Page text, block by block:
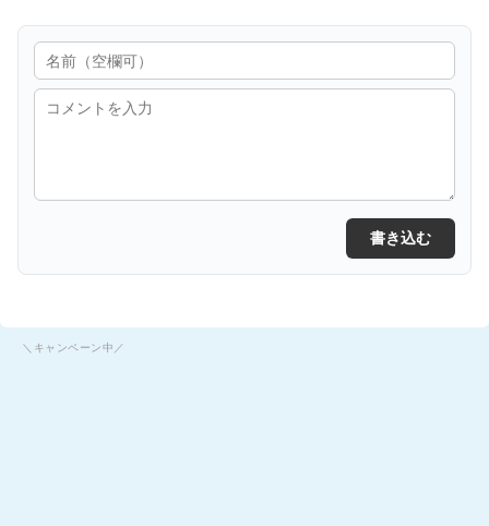
書き込む
＼キャンペーン中／